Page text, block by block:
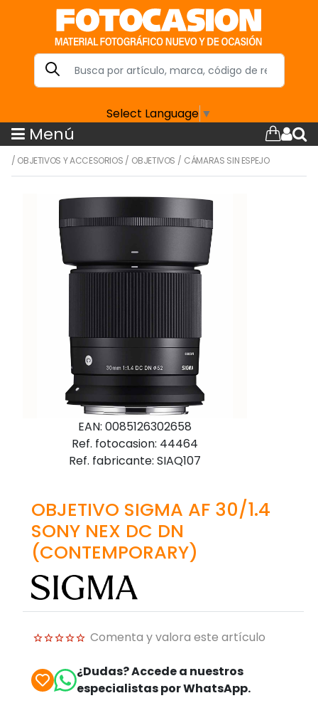
Select Language ▼
Menú
/ OBJETIVOS Y ACCESORIOS / OBJETIVOS / CÁMARAS SIN ESPEJO
EAN: 0085126302658
Ref. fotocasion: 44464
Ref. fabricante: SIAQ107
OBJETIVO SIGMA AF 30/1.4
SONY NEX DC DN
(CONTEMPORARY)
Comenta y valora este artículo
¿Dudas? Accede a nuestros
especialistas por WhatsApp.